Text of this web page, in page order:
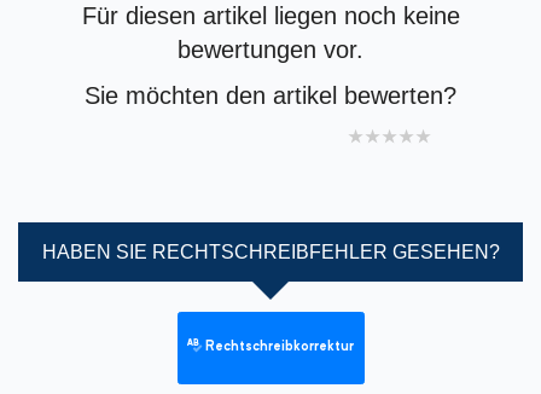
Für diesen artikel liegen noch keine
bewertungen vor.
Sie möchten den artikel bewerten?
4 stars
3 stars
2 stars
1 star
HABEN SIE RECHTSCHREIBFEHLER GESEHEN?
Rechtschreibkorrektur